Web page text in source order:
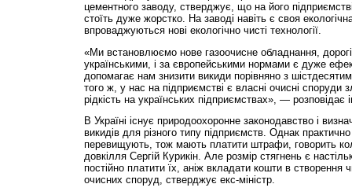
цементного заводу, стверджує, що на його
стоїть дуже жорстко. На заводі навіть є своя
впроваджуються нові екологічно чисті технології.
«Ми встановлюємо нове газоочисне обладнання, дорогі
українськими, і за європейськими нормами є дуже
допомагає нам знизити викиди порівняно з
того ж, у нас на під­приємстві є власні очисні споруди
рідкість на українських підприємствах», — розповідає
В Україні існує природоохоронне законодавство і
викидів для різного типу підприємств. Однак практично
перевищують, тож мають платити штрафи, говорить
довкілля Сергій Курикін. Але розмір стягнень є
постійно платити їх, аніж вкладати кошти в створення
очисних споруд, стверджує екс-міністр.